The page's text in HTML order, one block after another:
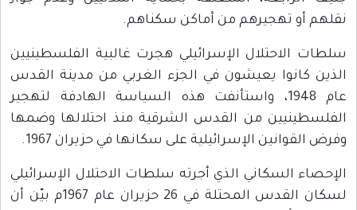
نقلهم أو تهجيرهم من أماكن سكناهم.
سلطات الاحتلال الإسرائيلي هجرت غالبية الفلسطينيين
الذين كانوا يعيشون في الجزء الغربي من مدينة القدس
عام 1948، واستأنفت هذه السياسة الهادفة لتهجير
الفلسطينيين من القدس الشرقية منذ احتلالها وضمها
وفرض القوانين الإسرائيلية على سكانها في حزيران 1967.
الإحصاء السكاني الذي أجرته سلطات الاحتلال الإسرائيلي
لسكان القدس المحتلة في 26 حزيران عام 1967م بيّن أن